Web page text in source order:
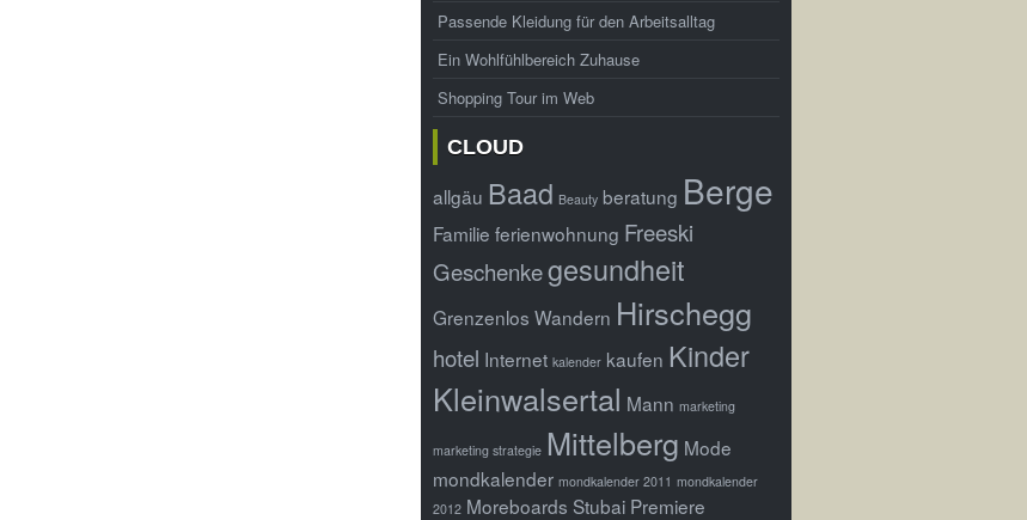
Passende Kleidung für den Arbeitsalltag
Ein Wohlfühlbereich Zuhause
Shopping Tour im Web
CLOUD
allgäu Baad Beauty beratung Berge
Familie ferienwohnung Freeski
Geschenkegesundheit
Grenzenlos Wandern Hirschegg
hotel Internet kalender kaufen Kinder
Kleinwalsertal Mann marketing
marketing strategie Mittelberg Mode
mondkalender mondkalender 2011 mondkalender
2012 Moreboards Stubai Premiere